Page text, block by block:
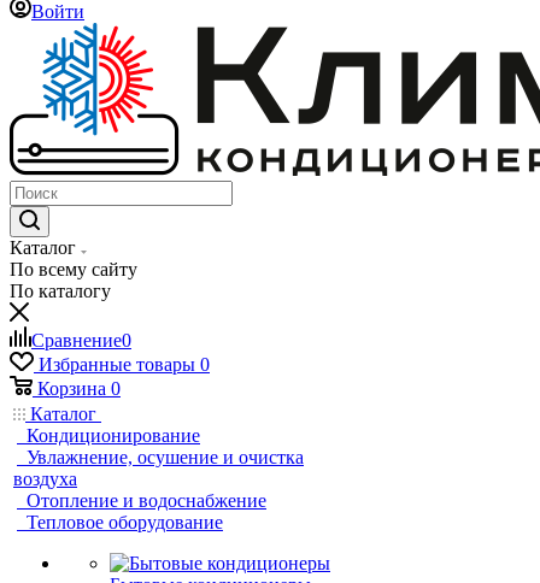
Войти
Каталог
По всему сайту
По каталогу
Сравнение0
Избранные товары 0
Корзина 0
Каталог
Кондиционирование
Увлажнение, осушение и очистка
воздуха
Отопление и водоснабжение
Тепловое оборудование